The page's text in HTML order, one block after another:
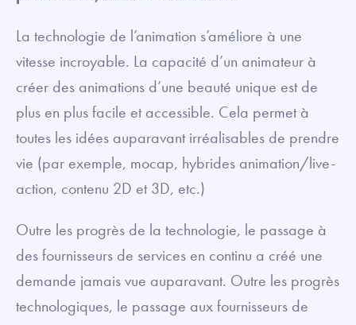
La technologie de l’animation s’améliore à une
vitesse incroyable. La capacité d’un animateur à
créer des animations d’une beauté unique est de
plus en plus facile et accessible. Cela permet à
toutes les idées auparavant irréalisables de prendre
vie (par exemple, mocap, hybrides animation/live-
action, contenu 2D et 3D, etc.)
Outre les progrès de la technologie, le passage à
des fournisseurs de services en continu a créé une
demande jamais vue auparavant. Outre les progrès
technologiques, le passage aux fournisseurs de